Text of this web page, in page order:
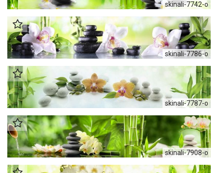
skinali-7742-o
skinali-7786-o
skinali-7787-o
skinali-7908-o